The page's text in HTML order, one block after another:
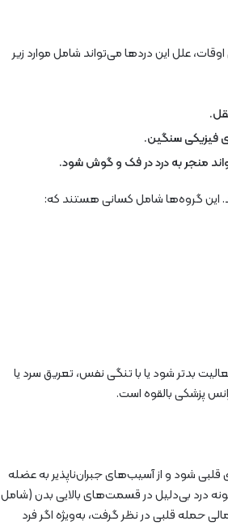
علل این دردها می‌تواند شامل موارد زیر
فیزیکی سنگین.
این گروه‌ها شامل کسانی هستند که:
بدتر شود یا با تنگی نفس، تعریق سرد یا
پزشکی بالقوه است.
شود و از آسیب‌های جبران‌ناپذیر به عضله
درد بی‌دلیل در قسمت‌های بالایی بدن (شامل
حمله قلبی در نظر گرفت، به‌ویژه اگر فرد